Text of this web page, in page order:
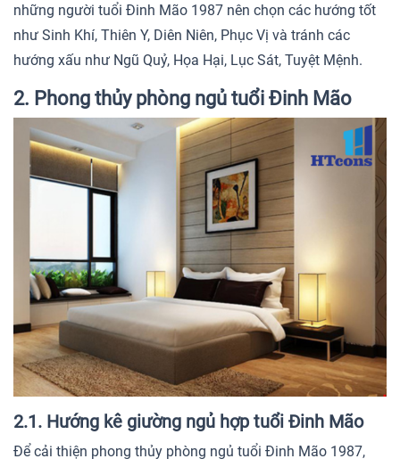
những người tuổi Đinh Mão 1987 nên chọn các hướng tốt
như Sinh Khí, Thiên Y, Diên Niên, Phục Vị và tránh các
hướng xấu như Ngũ Quỷ, Họa Hại, Lục Sát, Tuyệt Mệnh.
2. Phong thủy phòng ngủ tuổi Đinh Mão
2.1. Hướng kê giường ngủ hợp tuổi Đinh Mão
Để cải thiện phong thủy phòng ngủ tuổi Đinh Mão 1987,